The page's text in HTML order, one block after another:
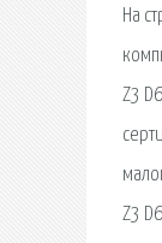
На
Z3
Z3